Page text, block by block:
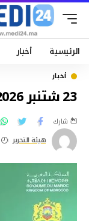
الرئيسية أخبار
أخبار
23 شتنبر 2026 موعد انتخاب مجلس النواب
هيئة التحرير
شارك